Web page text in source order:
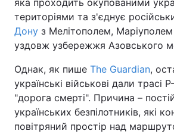
Спорт Наука
Техно і зв'язок Лайт
Зброя
Здоров'я Туризм
Цікавинки Погода
яка проходить окупованими
територіями та з'єднує
Дону з Мелітополем,
уздовж узбережжя Азовського
Однак, як пише The Guardian,
українські військові дали трасі
"дорога смерті". Причина –
українських безпілотників, які
повітряний простір над